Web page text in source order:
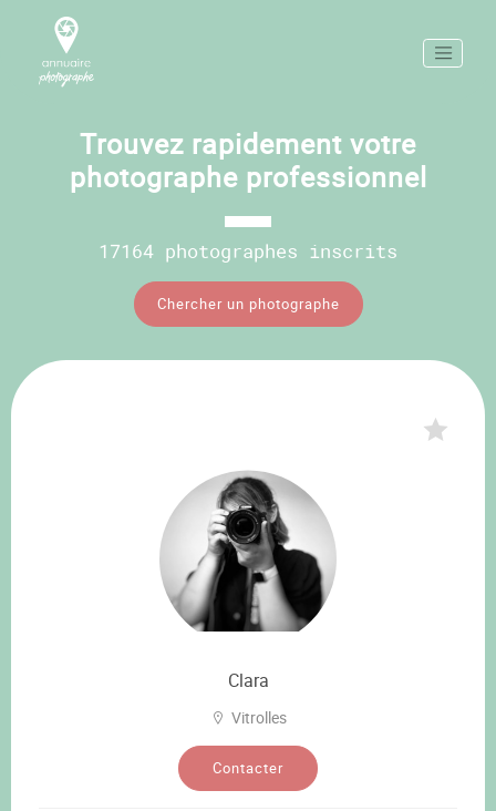
Trouvez rapidement votre
photographe professionnel
17164 photographes inscrits
Chercher un photographe
Clara
Vitrolles
Contacter